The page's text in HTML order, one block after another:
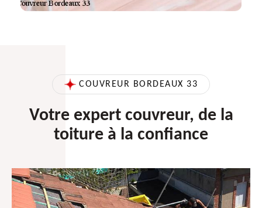
COUVREUR BORDEAUX 33
Votre expert couvreur, de la
toiture à la confiance